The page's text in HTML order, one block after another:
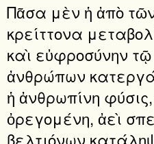
Πᾶσα μὲν ἡ ἀπὸ
κρείττονα
καὶ εὐφροσύνην
ἀνθρώπων
ἡ ἀνθρωπίνη
ὀρεγομένη, ἀεὶ
βελτιόνων